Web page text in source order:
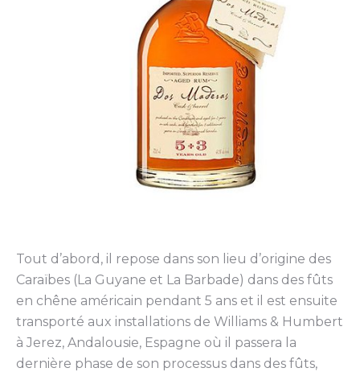
Tout d’abord, il repose dans son lieu d’origine des
Caraïbes (La Guyane et La Barbade) dans des fûts
en chêne américain pendant 5 ans et il est ensuite
transporté aux installations de Williams & Humbert
à Jerez, Andalousie, Espagne où il passera la
dernière phase de son processus dans des fûts,